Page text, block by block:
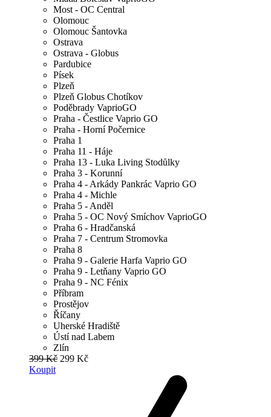
Most - OC Central
Olomouc
Olomouc Šantovka
Ostrava
Ostrava - Globus
Pardubice
Písek
Plzeň
Plzeň Globus Chotíkov
Poděbrady VaprioGO
Praha - Čestlice Vaprio GO
Praha - Horní Počernice
Praha 1
Praha 11 - Háje
Praha 13 - Luka Living Stodůlky
Praha 3 - Korunní
Praha 4 - Arkády Pankrác Vaprio GO
Praha 4 - Michle
Praha 5 - Anděl
Praha 5 - OC Nový Smíchov VaprioGO
Praha 6 - Hradčanská
Praha 7 - Centrum Stromovka
Praha 8
Praha 9 - Galerie Harfa Vaprio GO
Praha 9 - Letňany Vaprio GO
Praha 9 - NC Fénix
Příbram
Prostějov
Říčany
Uherské Hradiště
Ústí nad Labem
Zlín
399 Kč 299 Kč
Koupit